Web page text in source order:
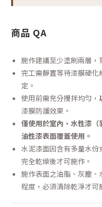
商品 QA
施作建議至少塗刷兩層，
完工需靜置等待漆膜硬
定。
使用前需充分攪拌均勻，
漆膜防護效果。
僅使用於室內、水性漆
油性漆表面覆蓋使用。
水泥漆面因含有多量水
完全乾燥後才可施作。
施作表面之油脂、灰塵
程度，必須清除乾淨才可